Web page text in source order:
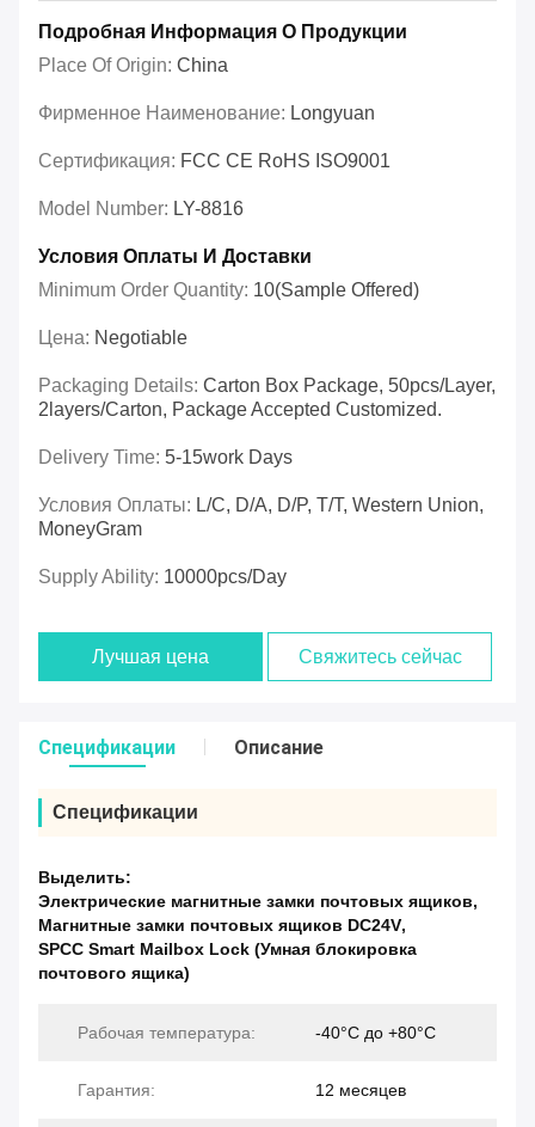
Подробная Информация О Продукции
Place Of Origin: China
Фирменное Наименование: Longyuan
Сертификация: FCC CE RoHS ISO9001
Model Number: LY-8816
Условия Оплаты И Доставки
Minimum Order Quantity: 10(sample Offered)
Цена: Negotiable
Packaging Details: Carton Box Package, 50pcs/layer,
2layers/carton, Package Accepted Customized.
Delivery Time: 5-15work Days
Условия Оплаты: L/C, D/A, D/P, T/T, Western Union,
MoneyGram
Supply Ability: 10000pcs/day
Лучшая цена Свяжитесь сейчас
Спецификации Описание
Спецификации
Выделить:
Электрические магнитные замки почтовых ящиков,
Магнитные замки почтовых ящиков DC24V,
SPCC Smart Mailbox Lock (Умная блокировка
почтового ящика)
Рабочая температура: -40°C до +80°C
Гарантия: 12 месяцев